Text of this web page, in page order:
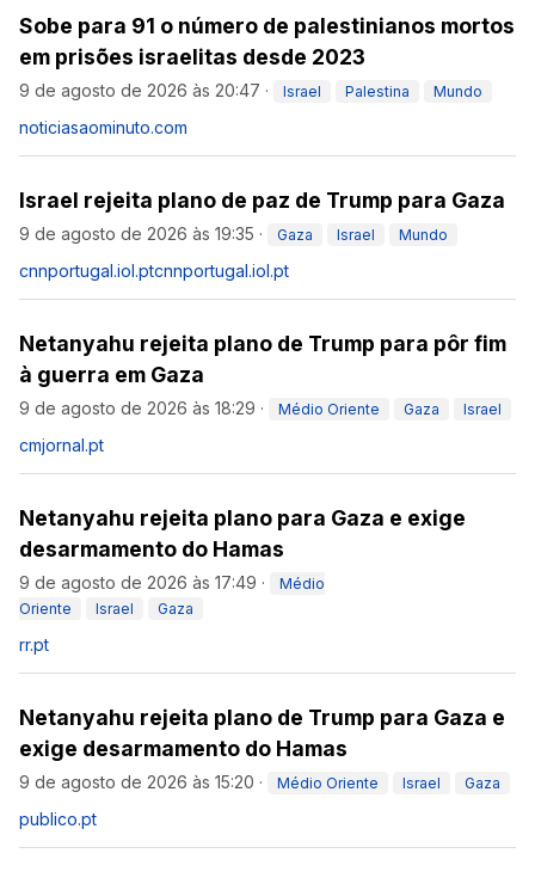
Sobe para 91 o número de palestinianos mortos
em prisões israelitas desde 2023
9 de agosto de 2026 às 20:47 · Israel Palestina Mundo
noticiasaominuto.com
Israel rejeita plano de paz de Trump para Gaza
9 de agosto de 2026 às 19:35 · Gaza Israel Mundo
cnnportugal.iol.ptcnnportugal.iol.pt
Netanyahu rejeita plano de Trump para pôr fim
à guerra em Gaza
9 de agosto de 2026 às 18:29 · Médio Oriente Gaza Israel
cmjornal.pt
Netanyahu rejeita plano para Gaza e exige
desarmamento do Hamas
9 de agosto de 2026 às 17:49 ·
Médio
Oriente
Israel Gaza
rr.pt
Netanyahu rejeita plano de Trump para Gaza e
exige desarmamento do Hamas
9 de agosto de 2026 às 15:20 · Médio Oriente Israel Gaza
publico.pt